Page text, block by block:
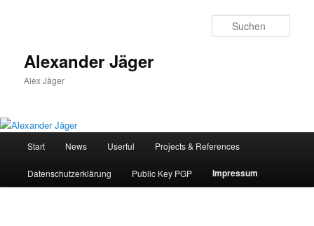
Alexander Jäger
Alex Jäger
Start News Userful Projects & References
Datenschutzerklärung Public Key PGP Impressum